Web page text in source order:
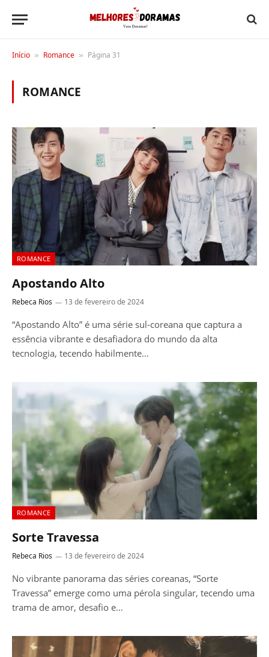
Início » Romance » Página 31
ROMANCE
ROMANCE
Apostando Alto
Rebeca Rios 13 de fevereiro de 2024
“Apostando Alto” é uma série sul-coreana que captura a
essência vibrante e desafiadora do mundo da alta
tecnologia, tecendo habilmente…
ROMANCE
Sorte Travessa
Rebeca Rios 13 de fevereiro de 2024
No vibrante panorama das séries coreanas, “Sorte
Travessa” emerge como uma pérola singular, tecendo uma
trama de amor, desafio e…